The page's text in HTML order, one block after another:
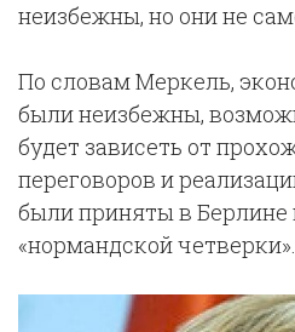
неизбежны, но они не
По словам Меркель,
были неизбежны,
будет зависеть от
переговоров и
были приняты в Берлине
«нормандской четверки».